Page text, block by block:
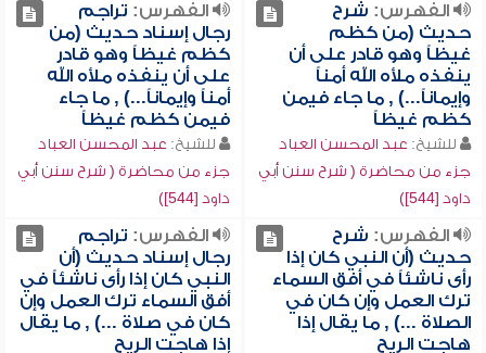
الفهرس: شرح
حديث (من كظم
غيظاً وهو قادر على أن
ينفذه ملأه الله أمناً
وإيماناً...) , ما جاء فيمن
كظم غيظاً
للشيخ: عبد المحسن العباد
جزء من محاضرة ( شرح سنن أبي
داود [544])
الفهرس: تراجم
رجال إسناد حديث (من
كظم غيظاً وهو قادر
على أن ينفذه ملأه الله
أمناً وإيماناً...) , ما جاء
فيمن كظم غيظاً
للشيخ: عبد المحسن العباد
جزء من محاضرة ( شرح سنن أبي
داود [544])
الفهرس: شرح
حديث (أن النبي كان إذا
رأى ناشئاً في أفق السماء
ترك العمل وإن كان في
الصلاة ...) , ما يقال إذا
هاجت الريح
الفهرس: تراجم
رجال إسناد حديث (أن
النبي كان إذا رأى ناشئاً في
أفق السماء ترك العمل وإن
كان في صلاة ...) , ما يقال
إذا هاجت الريح